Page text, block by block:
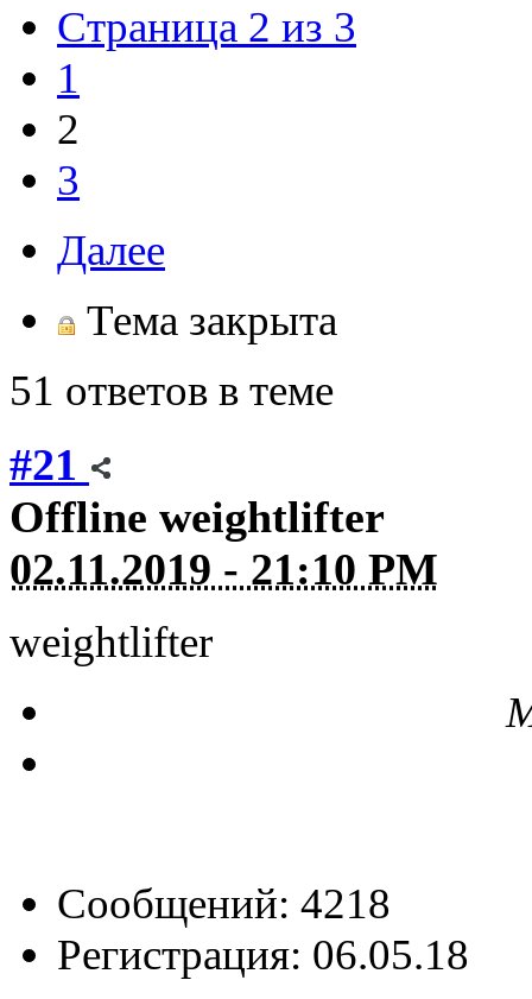
Страница 2 из 3
1
2
3
Далее
Тема закрыта
51 ответов в теме
#21
Offline weightlifter
02.11.2019 - 21:10 PM
weightlifter
Сообщений: 4218
Регистрация: 06.05.18